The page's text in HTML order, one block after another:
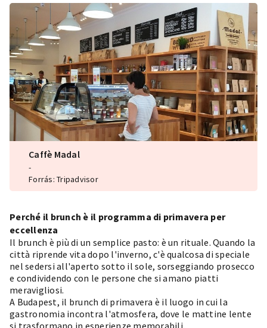
Caffè Madal
-
Forrás: Tripadvisor
Perché il brunch è il programma di primavera per
eccellenza
Il brunch è più di un semplice pasto: è un rituale. Quando la
città riprende vita dopo l'inverno, c'è qualcosa di speciale
nel sedersi all'aperto sotto il sole, sorseggiando prosecco
e condividendo con le persone che si amano piatti
meravigliosi.
A Budapest, il brunch di primavera è il luogo in cui la
gastronomia incontra l'atmosfera, dove le mattine lente
si trasformano in esperienze memorabili.